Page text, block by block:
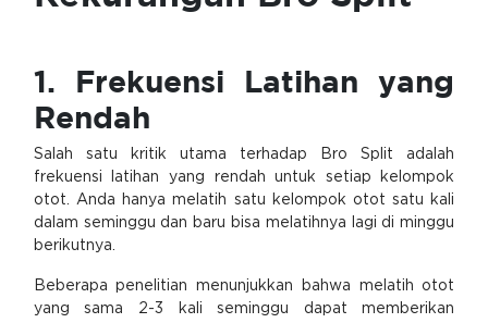
1. Frekuensi Latihan yang
Rendah
Salah satu kritik utama terhadap Bro Split adalah
frekuensi latihan yang rendah untuk setiap kelompok
otot. Anda hanya melatih satu kelompok otot satu kali
dalam seminggu dan baru bisa melatihnya lagi di minggu
berikutnya.
Beberapa penelitian menunjukkan bahwa melatih otot
yang sama 2-3 kali seminggu dapat memberikan